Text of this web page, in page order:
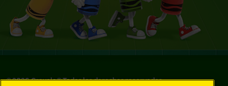
©2026Crayola® Todos los derechos reservados.